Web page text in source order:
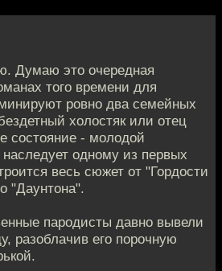
Думаю это очередная
того времени для
ровно два семейных
холостяк или отец
состояние - молодой
одному из первых
весь сюжет от "Гордости
"Даунтона".
пародисты давно вывели
разоблачив его порочную